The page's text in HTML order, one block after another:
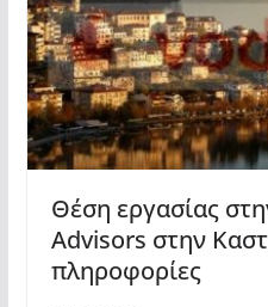
Θέση εργασίας
Advisors στην
πληροφορίες